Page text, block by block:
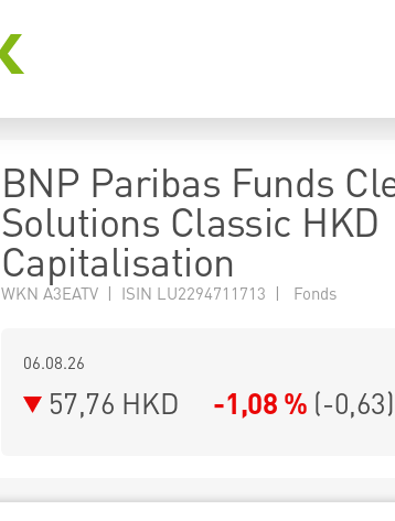
BNP Paribas Funds
Solutions Classic HKD
Capitalisation
WKN A3EATV | ISIN LU2294711713 | Fonds
06.08.26
57,76 HKD -1,08 % (-0,63)